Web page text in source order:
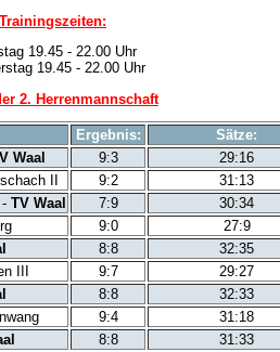
Trainingszeiten:
19.45 - 22.00 Uhr
19.45 - 22.00 Uhr
2. Herrenmannschaft
Ergebnis:
Sätze:
Waal 9:3
29:16
II 9:2
31:13
TV Waal 7:9
30:34
9:0
27:9
8:8
32:35
III 9:7
29:27
8:8
32:33
9:4
31:18
8:8
31:33